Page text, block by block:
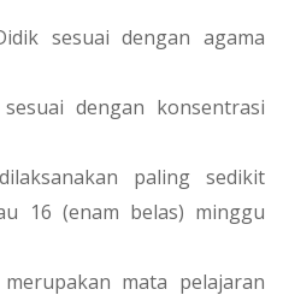
sesuai dengan agama
dengan konsentrasi
paling sedikit
16 (enam belas) minggu
mata pelajaran